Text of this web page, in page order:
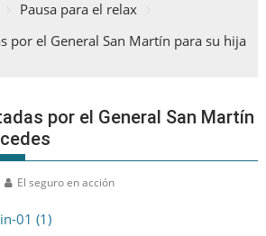
Pausa para el relax
por el General San Martín para su hija
por el General San Martín
El seguro en acción